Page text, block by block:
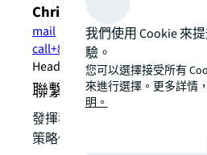
Christina Yu
mail
call+886 2 8758 9830
Head of Leasing Advisory,
聯繫我們，詢問關於出
發揮我們在地專業的力量，將
策略優勢，優化您的資產組合
我們使用 Cookie 來
驗。
您可以選擇接受所有
來進行選擇。更多詳情
明。